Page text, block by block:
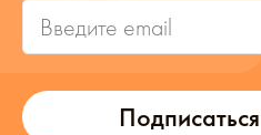
Подписаться